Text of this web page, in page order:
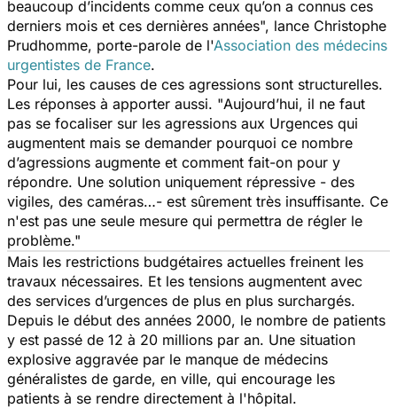
beaucoup d’incidents comme ceux qu’on a connus ces
derniers mois et ces dernières années", lance Christophe
Prudhomme, porte-parole de l'Association des médecins
urgentistes de France.
Pour lui, les causes de ces agressions sont structurelles.
Les réponses à apporter aussi. "Aujourd’hui, il ne faut
pas se focaliser sur les agressions aux Urgences qui
augmentent mais se demander pourquoi ce nombre
d’agressions augmente et comment fait-on pour y
répondre. Une solution uniquement répressive - des
vigiles, des caméras…- est sûrement très insuffisante. Ce
n'est pas une seule mesure qui permettra de régler le
problème."
Mais les restrictions budgétaires actuelles freinent les
travaux nécessaires. Et les tensions augmentent avec
des services d’urgences de plus en plus surchargés.
Depuis le début des années 2000, le nombre de patients
y est passé de 12 à 20 millions par an. Une situation
explosive aggravée par le manque de médecins
généralistes de garde, en ville, qui encourage les
patients à se rendre directement à l'hôpital.